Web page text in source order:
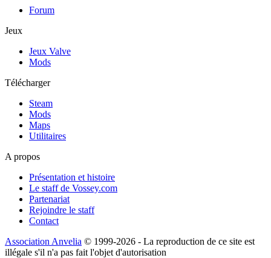
Forum
Jeux
Jeux Valve
Mods
Télécharger
Steam
Mods
Maps
Utilitaires
A propos
Présentation et histoire
Le staff de Vossey.com
Partenariat
Rejoindre le staff
Contact
Association Anvelia © 1999-2026 - La reproduction de ce site est
illégale s'il n'a pas fait l'objet d'autorisation